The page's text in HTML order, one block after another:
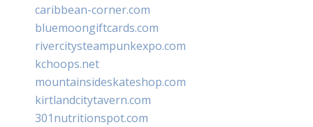
caribbean-corner.com
bluemoongiftcards.com
rivercitysteampunkexpo.com
kchoops.net
mountainsideskateshop.com
kirtlandcitytavern.com
301nutritionspot.com